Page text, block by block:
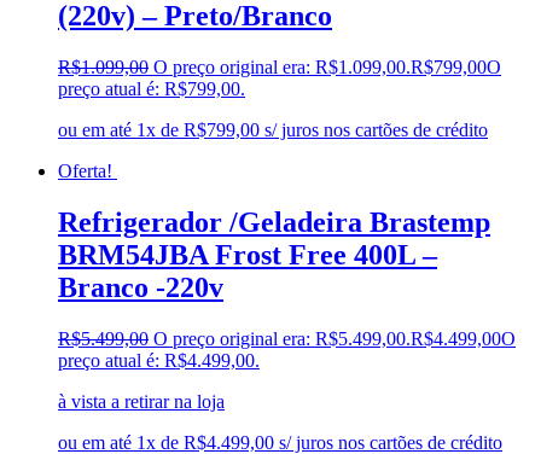
(220v) – Preto/Branco
R$1.099,00 O preço original era: R$1.099,00.R$799,00O
preço atual é: R$799,00.
ou em até 1x de R$799,00 s/ juros nos cartões de crédito
Oferta!
Refrigerador /Geladeira Brastemp
BRM54JBA Frost Free 400L –
Branco -220v
R$5.499,00 O preço original era: R$5.499,00.R$4.499,00O
preço atual é: R$4.499,00.
à vista a retirar na loja
ou em até 1x de R$4.499,00 s/ juros nos cartões de crédito